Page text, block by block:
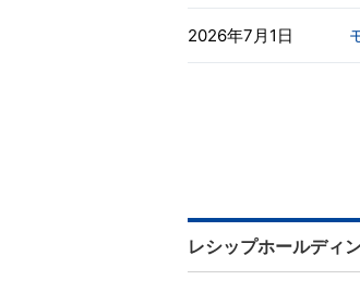
2026年7月1日
レシップホールディ